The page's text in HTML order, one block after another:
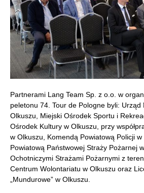
Partnerami Lang Team Sp. z o.o. w
peletonu 74. Tour de Pologne byli: Urząd
Olkuszu, Miejski Ośrodek Sportu i
Ośrodek Kultury w Olkuszu, przy
w Olkuszu, Komendą Powiatową Policji
Powiatową Państwowej Straży Pożarnej
Ochotniczymi Strażami Pożarnymi z
Centrum Wolontariatu w Olkuszu oraz
„Mundurowe” w Olkuszu.